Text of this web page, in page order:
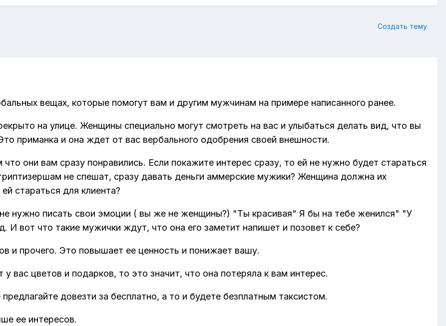
Создать тему
вещах, которые помогут вам и другим мужчинам на примере написанного ранее.
на улице. Женщины специально могут смотреть на вас и улыбаться делать вид, что вы
приманка и она ждет от вас вербального одобрения своей внешности.
они вам сразу понравились. Если покажите интерес сразу, то ей не нужно будет стараться
не спешат, сразу давать деньги аммерские мужики? Женщина должна их
стараться для клиента?
нужно писать свои эмоции ( вы же не женщины?) "Ты красивая" Я бы на тебе женился" "У
И вот что такие мужички ждут, что она его заметит напишет и позовет к себе?
и прочего. Это повышает ее ценность и понижает вашу.
вас цветов и подарков, то это значит, что она потеряла к вам интерес.
предлагайте довезти за бесплатно, а то и будете безплатным таксистом.
ее интересов.